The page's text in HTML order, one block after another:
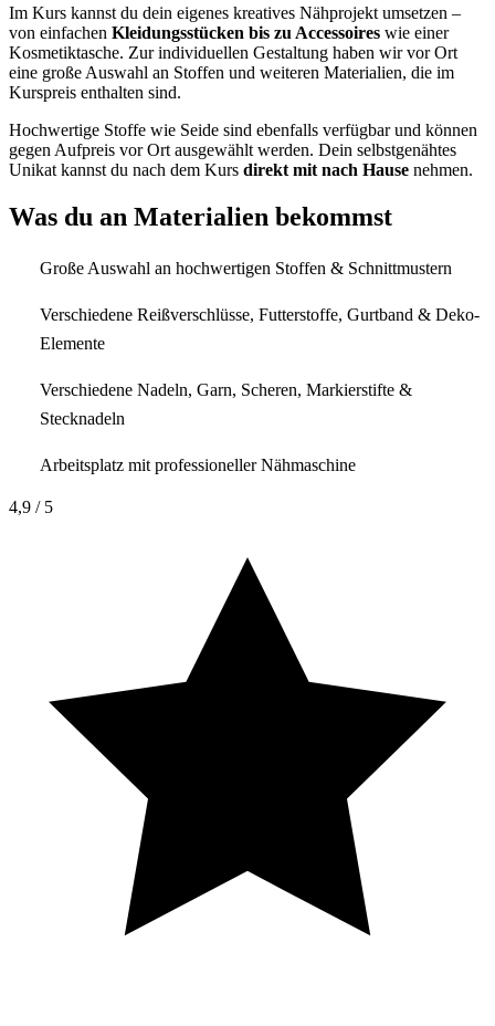
Im Kurs kannst du dein eigenes kreatives Nähprojekt umsetzen –
von einfachen Kleidungsstücken bis zu Accessoires wie einer
Kosmetiktasche. Zur individuellen Gestaltung haben wir vor Ort
eine große Auswahl an Stoffen und weiteren Materialien, die im
Kurspreis enthalten sind.
Hochwertige Stoffe wie Seide sind ebenfalls verfügbar und können
gegen Aufpreis vor Ort ausgewählt werden. Dein selbstgenähtes
Unikat kannst du nach dem Kurs direkt mit nach Hause nehmen.
Was du an Materialien bekommst
Große Auswahl an hochwertigen Stoffen & Schnittmustern
Verschiedene Reißverschlüsse, Futterstoffe, Gurtband & Deko-
Elemente
Verschiedene Nadeln, Garn, Scheren, Markierstifte &
Stecknadeln
Arbeitsplatz mit professioneller Nähmaschine
4,9 / 5